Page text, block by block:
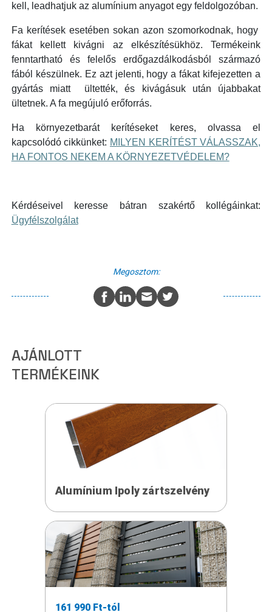
kell, leadhatjuk az alumínium anyagot egy feldolgozóban.
Fa kerítések esetében sokan azon szomorkodnak, hogy
fákat kellett kivágni az elkészítésükhöz. Termékeink
fenntartható és felelős erdőgazdálkodásból származó
fából készülnek. Ez azt jelenti, hogy a fákat kifejezetten a
gyártás miatt ültették, és kivágásuk után újabbakat
ültetnek. A fa megújuló erőforrás.
Ha környezetbarát kerítéseket keres, olvassa el
kapcsolódó cikkünket: MILYEN KERÍTÉST VÁLASSZAK,
HA FONTOS NEKEM A KÖRNYEZETVÉDELEM?
Kérdéseivel keresse bátran szakértő kollégáinkat:
Ügyfélszolgálat
Megosztom:
AJÁNLOTT
TERMÉKEINK
Alumínium Ipoly zártszelvény
161 990 Ft-tól